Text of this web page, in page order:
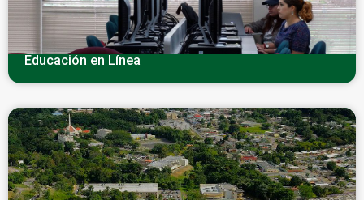
Educación en Línea